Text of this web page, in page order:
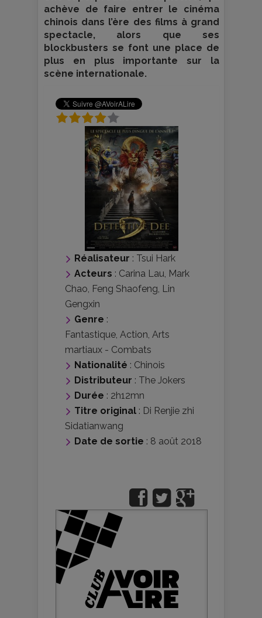
achève de faire entrer le cinéma
chinois dans l’ère des films à grand
spectacle, alors que ses
blockbusters se font une place de
plus en plus importante sur la
scène internationale.
Réalisateur : Tsui Hark
Acteurs : Carina Lau, Mark
Chao, Feng Shaofeng, Lin
Gengxin
Genre :
Fantastique, Action, Arts
martiaux - Combats
Nationalité : Chinois
Distributeur : The Jokers
Durée : 2h12mn
Titre original : Di Renjie zhi
Sidatianwang
Date de sortie : 8 août 2018